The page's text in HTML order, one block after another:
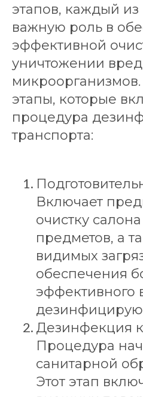
этапов, каждый из
важную роль в
эффективной
уничтожении
этапы, которые
процедура
транспорта:
Включает
очистку
предметов, а
видимых
обеспечения
эффективного
Дезинфекция
Процедура
санитарной
Этот этап